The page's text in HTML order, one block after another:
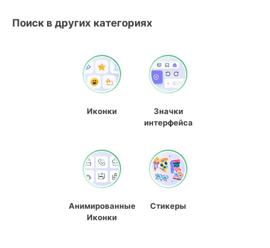
Поиск в других категориях
Иконки
Значки
интерфейса
Анимированные
Иконки
Стикеры